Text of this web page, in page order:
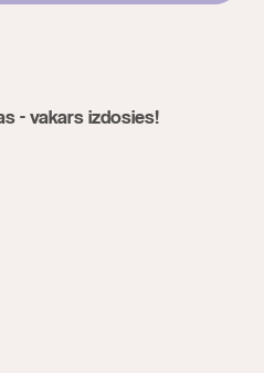
- vakars izdosies!